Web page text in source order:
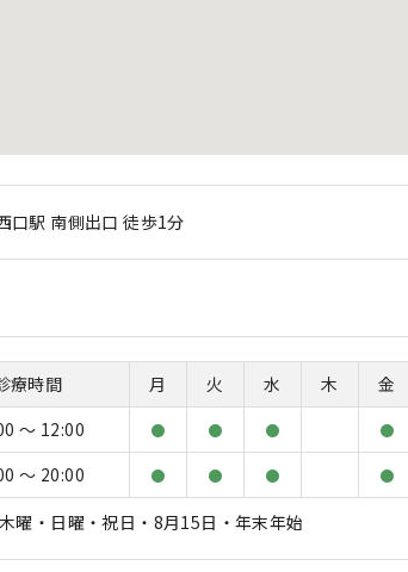
口駅 南側出口 徒歩1分
療時間 月 火 水 木 金
〜 12:00
● ● ● ●
〜 20:00 ● ● ● ●
曜・日曜・祝日・8月15日・年末年始